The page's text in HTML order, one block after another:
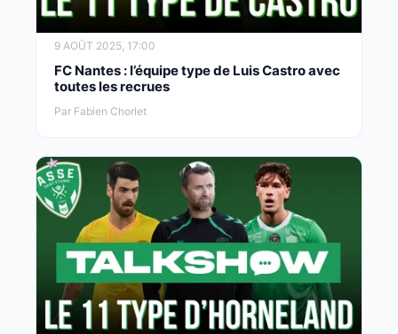
9 AOÛT 2025, 17:00
FC Nantes : l’équipe type de Luis Castro avec
toutes les recrues
Par Fabien Chorlet